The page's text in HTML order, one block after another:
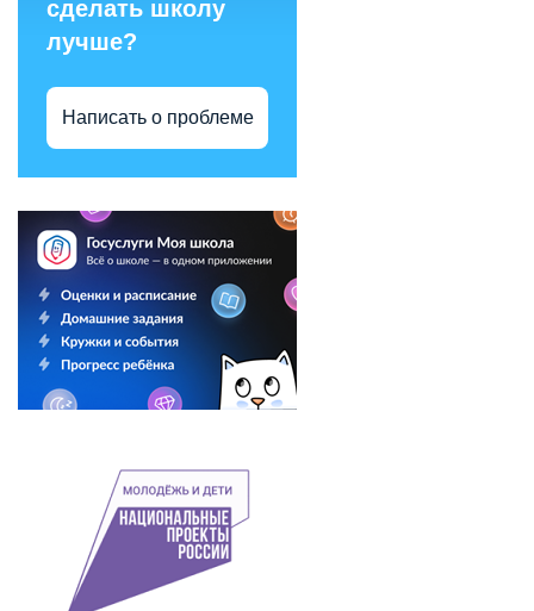
сделать школу
лучше?
Написать о проблеме